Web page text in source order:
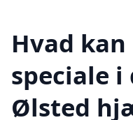
Hvad
speciale
Ølsted